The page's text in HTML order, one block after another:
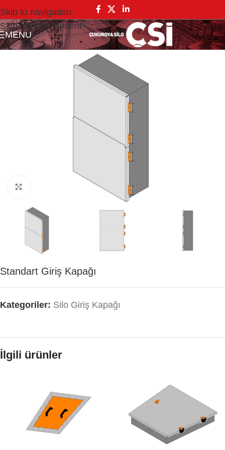
Skip to navigation
Skip to main content
MENU
Standart Giriş Kapağı
Kategoriler: Silo Giriş Kapağı
İlgili ürünler